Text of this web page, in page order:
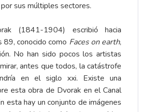
sus múltiples sectores.
(1841-1904) escribió hacia
conocido como Faces on earth,
No han sido pocos los artistas
antes que todos, la catástrofe
en el siglo xxi. Existe una
esta obra de Dvorak en el Canal
esta hay un conjunto de imágenes